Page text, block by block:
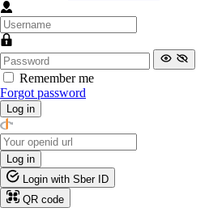
Remember me
Forgot password
Log in
Log in
Login with Sber ID
QR code